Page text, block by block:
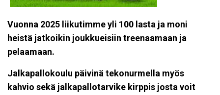
Vuonna 2025 liikutimme yli 100 lasta ja moni
heistä jatkoikin joukkueisiin treenaamaan ja
pelaamaan.
Jalkapallokoulu päivinä tekonurmella myös
kahvio sekä jalkapallotarvike kirppis josta voit